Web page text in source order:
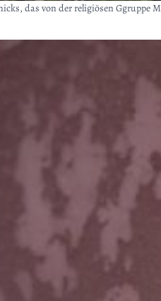
das von der religiösen